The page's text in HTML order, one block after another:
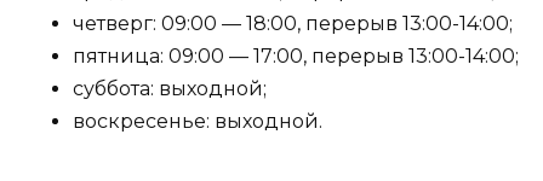
четверг: 09:00 — 18:00, перерыв 13:00-14:00;
пятница: 09:00 — 17:00, перерыв 13:00-14:00;
суббота: выходной;
воскресенье: выходной.